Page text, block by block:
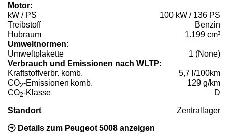
Motor:
kW / PS
100 kW / 136 PS
Treibstoff
Benzin
Hubraum
1.199 cm³
Umweltnormen:
Umweltplakette
1 (None)
Verbrauch und Emissionen nach WLTP:
Kraftstoffverbr. komb.
5,7 l/100km
CO2-Emissionen komb.
129 g/km
CO2-Klasse D
Standort Zentrallager
Details zum Peugeot 5008 anzeigen